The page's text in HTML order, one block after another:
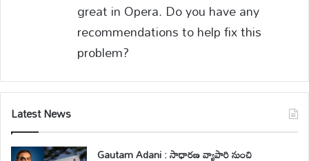
great in Opera. Do you have any
recommendations to help fix this
problem?
Latest News
Gautam Adani : సాధారణ వ్యాపారి నుంచి